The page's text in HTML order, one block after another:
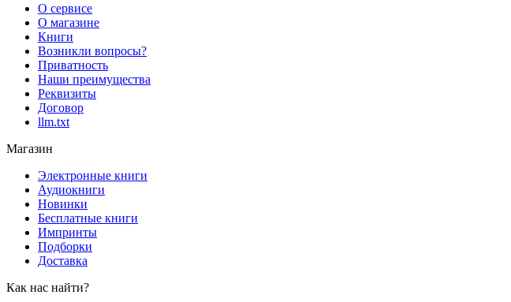
О сервисе
О магазине
Книги
Возникли вопросы?
Приватность
Наши преимущества
Реквизиты
Договор
llm.txt
Магазин
Электронные книги
Аудиокниги
Новинки
Бесплатные книги
Импринты
Подборки
Доставка
Как нас найти?